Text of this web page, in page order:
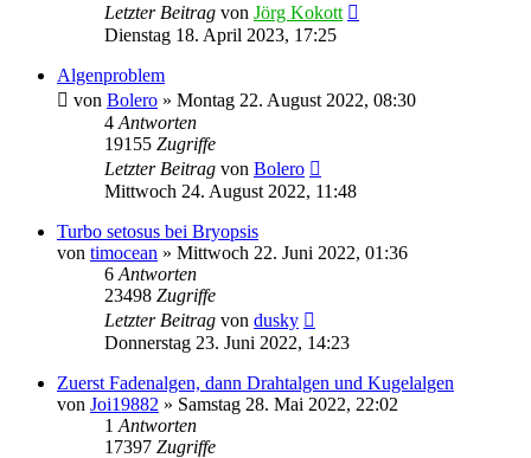
Letzter Beitrag von Jörg Kokott
Dienstag 18. April 2023, 17:25
Algenproblem
von Bolero » Montag 22. August 2022, 08:30
4 Antworten
19155 Zugriffe
Letzter Beitrag von Bolero
Mittwoch 24. August 2022, 11:48
Turbo setosus bei Bryopsis
von timocean » Mittwoch 22. Juni 2022, 01:36
6 Antworten
23498 Zugriffe
Letzter Beitrag von dusky
Donnerstag 23. Juni 2022, 14:23
Zuerst Fadenalgen, dann Drahtalgen und Kugelalgen
von Joi19882 » Samstag 28. Mai 2022, 22:02
1 Antworten
17397 Zugriffe